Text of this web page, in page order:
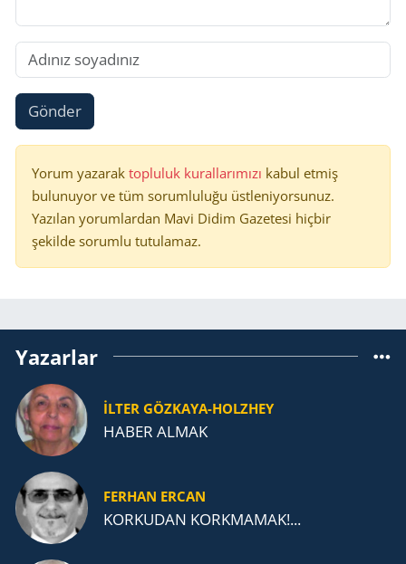
Gönder
Yorum yazarak topluluk kurallarımızı kabul etmiş
bulunuyor ve tüm sorumluluğu üstleniyorsunuz.
Yazılan yorumlardan Mavi Didim Gazetesi hiçbir
şekilde sorumlu tutulamaz.
Yazarlar
İLTER GÖZKAYA-HOLZHEY
HABER ALMAK
FERHAN ERCAN
KORKUDAN KORKMAMAK!...